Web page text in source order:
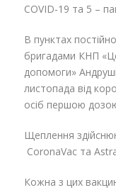
COVID-19 та 5 –
В пунктах
бригадами КНП
допомоги»
листопада від
осіб першою
Щеплення
CoronaVac та
Кожна з цих